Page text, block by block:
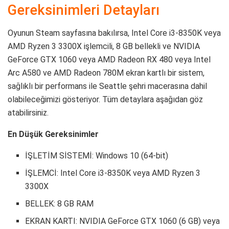
Gereksinimleri Detayları
Oyunun Steam sayfasına bakılırsa, Intel Core i3-8350K veya
AMD Ryzen 3 3300X işlemcili, 8 GB bellekli ve NVIDIA
GeForce GTX 1060 veya AMD Radeon RX 480 veya Intel
Arc A580 ve AMD Radeon 780M ekran kartlı bir sistem,
sağlıklı bir performans ile Seattle şehri macerasına dahil
olabileceğimizi gösteriyor. Tüm detaylara aşağıdan göz
atabilirsiniz.
En Düşük Gereksinimler
İŞLETİM SİSTEMİ: Windows 10 (64-bit)
İŞLEMCİ: Intel Core i3-8350K veya AMD Ryzen 3
3300X
BELLEK: 8 GB RAM
EKRAN KARTI: NVIDIA GeForce GTX 1060 (6 GB) veya